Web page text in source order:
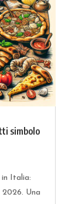
simbolo
Italia:
Una